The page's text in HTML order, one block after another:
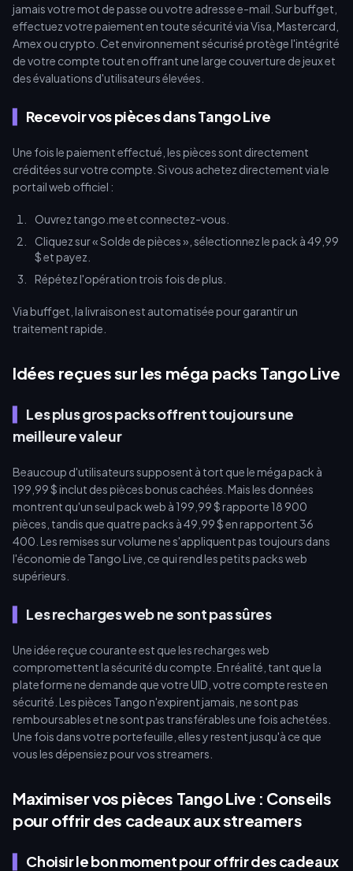
jamais votre mot de passe ou votre adresse e-mail. Sur buffget,
effectuez votre paiement en toute sécurité via Visa, Mastercard,
Amex ou crypto. Cet environnement sécurisé protège l'intégrité
de votre compte tout en offrant une large couverture de jeux et
des évaluations d'utilisateurs élevées.
Recevoir vos pièces dans Tango Live
Une fois le paiement effectué, les pièces sont directement
créditées sur votre compte. Si vous achetez directement via le
portail web officiel :
Ouvrez tango.me et connectez-vous.
Cliquez sur « Solde de pièces », sélectionnez le pack à 49,99
$ et payez.
Répétez l'opération trois fois de plus.
Via buffget, la livraison est automatisée pour garantir un
traitement rapide.
Idées reçues sur les méga packs Tango Live
Les plus gros packs offrent toujours une
meilleure valeur
Beaucoup d'utilisateurs supposent à tort que le méga pack à
199,99 $ inclut des pièces bonus cachées. Mais les données
montrent qu'un seul pack web à 199,99 $ rapporte 18 900
pièces, tandis que quatre packs à 49,99 $ en rapportent 36
400. Les remises sur volume ne s'appliquent pas toujours dans
l'économie de Tango Live, ce qui rend les petits packs web
supérieurs.
Les recharges web ne sont pas sûres
Une idée reçue courante est que les recharges web
compromettent la sécurité du compte. En réalité, tant que la
plateforme ne demande que votre UID, votre compte reste en
sécurité. Les pièces Tango n'expirent jamais, ne sont pas
remboursables et ne sont pas transférables une fois achetées.
Une fois dans votre portefeuille, elles y restent jusqu'à ce que
vous les dépensiez pour vos streamers.
Maximiser vos pièces Tango Live : Conseils
pour offrir des cadeaux aux streamers
Choisir le bon moment pour offrir des cadeaux